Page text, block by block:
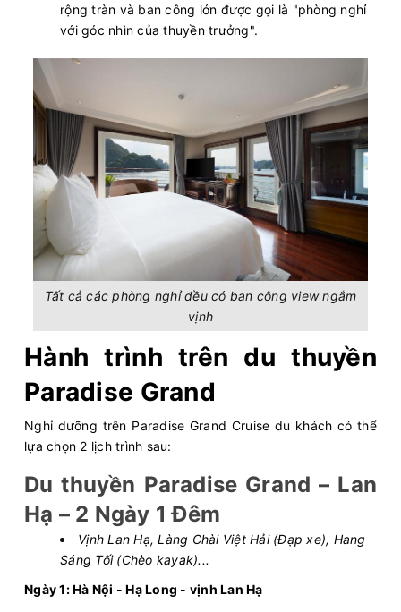
rộng tràn và ban công lớn được gọi là "phòng nghỉ
với góc nhìn của thuyền trưởng".
Tất cả các phòng nghỉ đều có ban công view ngắm
vịnh
Hành trình trên du thuyền
Paradise Grand
Nghỉ dưỡng trên Paradise Grand Cruise du khách có thể
lựa chọn 2 lịch trình sau:
Du thuyền Paradise Grand – Lan
Hạ – 2 Ngày 1 Đêm
Vịnh Lan Hạ, Làng Chài Việt Hải (Đạp xe), Hang
Sáng Tối (Chèo kayak)...
Ngày 1: Hà Nội - Hạ Long - vịnh Lan Hạ